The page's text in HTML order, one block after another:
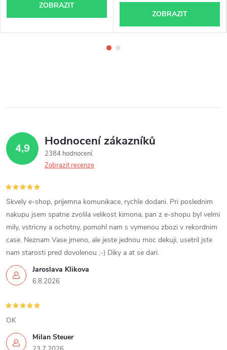
ZOBRAZIT
ZOBRAZIT
4,9 Hodnocení zákazníků
2384 hodnocení
Zobrazit recenze
Jaroslava Klikova
6.8.2026
Skvely e-shop, prijemna komunikace, rychle dodani. Pri poslednim
nakupu jsem spatne zvolila velikost kimona, pan z e-shopu byl velmi
mily, vstricny a ochotny, pomohl nam s vymenou zbozi v rekordnim
case. Neznam Vase jmeno, ale jeste jednou moc dekuji, usetril jste
nam starosti pred dovolenou ;-) Diky a at se dari.
Milan Steuer
OK